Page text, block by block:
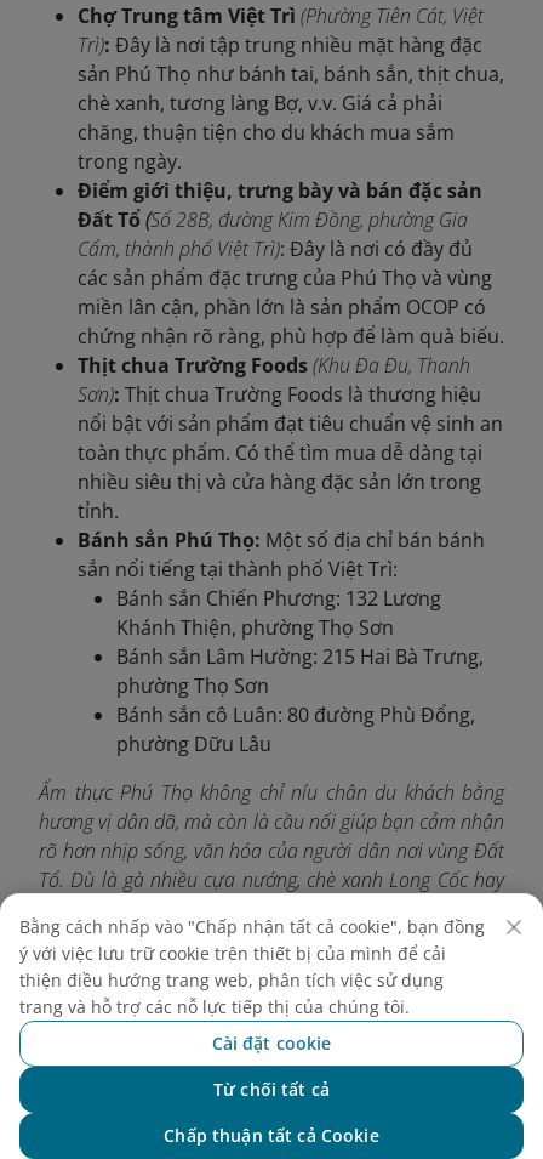
Chợ Trung tâm Việt Trì (Phường Tiên Cát, Việt
Trì): Đây là nơi tập trung nhiều mặt hàng đặc
sản Phú Thọ như bánh tai, bánh sắn, thịt chua,
chè xanh, tương làng Bợ, v.v. Giá cả phải
chăng, thuận tiện cho du khách mua sắm
trong ngày.
Điểm giới thiệu, trưng bày và bán đặc sản
Đất Tổ(Số 28B, đường Kim Đồng, phường Gia
Cẩm, thành phố Việt Trì): Đây là nơi có đầy đủ
các sản phẩm đặc trưng của Phú Thọ và vùng
miền lân cận, phần lớn là sản phẩm OCOP có
chứng nhận rõ ràng, phù hợp để làm quà biếu.
Thịt chua Trường Foods(Khu Đa Đu, Thanh
Sơn): Thịt chua Trường Foods là thương hiệu
nổi bật với sản phẩm đạt tiêu chuẩn vệ sinh an
toàn thực phẩm. Có thể tìm mua dễ dàng tại
nhiều siêu thị và cửa hàng đặc sản lớn trong
tỉnh.
Bánh sắn Phú Thọ: Một số địa chỉ bán bánh
sắn nổi tiếng tại thành phố Việt Trì:
Bánh sắn Chiến Phương: 132 Lương
Khánh Thiện, phường Thọ Sơn
Bánh sắn Lâm Hường: 215 Hai Bà Trưng,
phường Thọ Sơn
Bánh sắn cô Luân: 80 đường Phù Đổng,
phường Dữu Lâu
Ẩm thực Phú Thọ không chỉ níu chân du khách bằng
hương vị dân dã, mà còn là cầu nối giúp bạn cảm nhận
rõ hơn nhịp sống, văn hóa của người dân nơi vùng Đất
Tổ. Dù là gà nhiều cựa nướng, chè xanh Long Cốc hay
đậm dấu ấn bản sắc và sự mến khách. Hãy cùng
Vietnam Airlinesdành thời gian khám phá trọn vẹn ẩm
thực địa phương để chuyến đi của bạn thêm phần trọn
vẹn, đáng nhớ.
Bằng cách nhấp vào "Chấp nhận tất cả cookie", bạn đồng
ý với việc lưu trữ cookie trên thiết bị của mình để cải
thiện điều hướng trang web, phân tích việc sử dụng
trang và hỗ trợ các nỗ lực tiếp thị của chúng tôi.
Cài đặt cookie
Từ chối tất cả
Chấp thuận tất cả Cookie